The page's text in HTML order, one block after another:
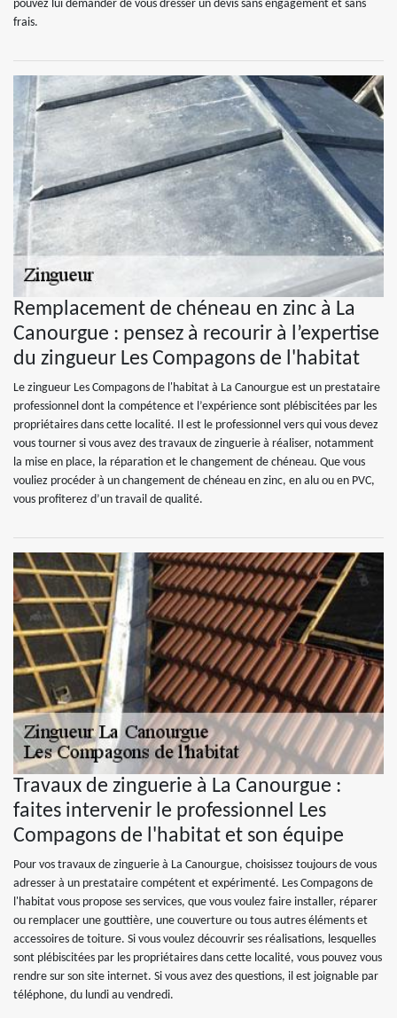
pouvez lui demander de vous dresser un devis sans engagement et sans
frais.
Remplacement de chéneau en zinc à La
Canourgue : pensez à recourir à l’expertise
du zingueur Les Compagons de l'habitat
Le zingueur Les Compagons de l'habitat à La Canourgue est un prestataire
professionnel dont la compétence et l’expérience sont plébiscitées par les
propriétaires dans cette localité. Il est le professionnel vers qui vous devez
vous tourner si vous avez des travaux de zinguerie à réaliser, notamment
la mise en place, la réparation et le changement de chéneau. Que vous
vouliez procéder à un changement de chéneau en zinc, en alu ou en PVC,
vous profiterez d’un travail de qualité.
Travaux de zinguerie à La Canourgue :
faites intervenir le professionnel Les
Compagons de l'habitat et son équipe
Pour vos travaux de zinguerie à La Canourgue, choisissez toujours de vous
adresser à un prestataire compétent et expérimenté. Les Compagons de
l'habitat vous propose ses services, que vous voulez faire installer, réparer
ou remplacer une gouttière, une couverture ou tous autres éléments et
accessoires de toiture. Si vous voulez découvrir ses réalisations, lesquelles
sont plébiscitées par les propriétaires dans cette localité, vous pouvez vous
rendre sur son site internet. Si vous avez des questions, il est joignable par
téléphone, du lundi au vendredi.